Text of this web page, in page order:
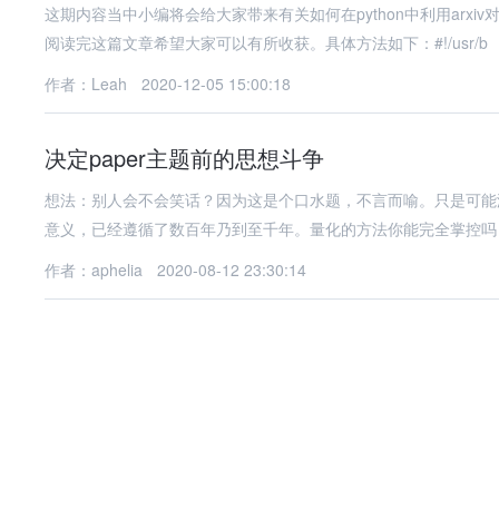
这期内容当中小编将会给大家带来有关如何在python中利用arxiv
阅读完这篇文章希望大家可以有所收获。具体方法如下：#!/usr/b
作者：Leah
2020-12-05 15:00:18
决定paper主题前的思想斗争
想法：别人会不会笑话？因为这是个口水题，不言而喻。只是可
意义，已经遵循了数百年乃到至千年。量化的方法你能完全掌控
作者：aphelia
2020-08-12 23:30:14